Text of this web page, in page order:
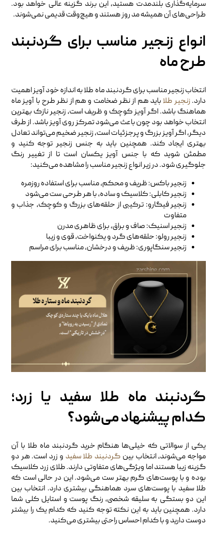
سرمایه‌گذاری بلندمدت هستید، این برند گزینه عالی خواهد بود.
طراحی‌های آن همیشه مد روز هستند و هیچ‌وقت قدیمی نمی‌شوند.
انواع زنجیر مناسب برای گردنبند
طرح ماه
انتخاب زنجیر مناسب برای گردنبند ماه طلا به اندازه خود آویز اهمیت
دارد. زنجیر طلاباید هم از نظر ضخامت و هم از نظر طرح با آویز ماه
هماهنگ باشد. اگر آویز کوچک و ظریف است، زنجیر نازک بهترین
انتخاب خواهد بود چون باعث می‌شود تمرکز روی آویز باشد. از طرف
دیگر، اگر آویز بزرگ‌ و پرجزئیات است، زنجیر ضخیم می‌تواند تعادل
بهتری ایجاد کند. همچنین باید به جنس زنجیر توجه کنید و
مطمئن شوید که با جنس آویز یکسان است تا از تغییر رنگ
جلوگیری شود. در زیر انواع زنجیر مناسب را مشاهده می‌کنید:
زنجیر باکس: ظریف و محکم، مناسب برای استفاده روزمره
زنجیر کابلی: کلاسیک و ساده، با هر طرحی ست می‌شود
زنجیر فیگارو: ترکیبی از حلقه‌های بزرگ و کوچک، جذاب و
متفاوت
زنجیر اسنیک: صاف و براق، برای ظاهری مدرن
زنجیر رولو: حلقه‌های گرد و یکنواخت، قوی و زیبا
زنجیر سنگاپوری: ظریف و درخشان، مناسب برای مراسم
گردنبند ماه طلا سفید یا زرد؛
کدام پیشنهاد می‌شود؟
یکی از سوالاتی که خیلی‌ها هنگام خرید گردنبند ماه طلا با آن
مواجه می‌شوند، انتخاب بین گردنبند طلا سفید و زرد است. هر دو
گزینه زیبا هستند اما ویژگی‌های متفاوتی دارند. طلای زرد کلاسیک
بوده و با پوست‌های گرم بهتر ست می‌شود. این در حالی است که
طلا سفید با پوست‌های سرد هماهنگی بیشتری دارد. انتخاب بین
این دو بستگی به سلیقه شخصی، رنگ پوست و استایل کلی شما
دارد. همچنین باید به این نکته توجه کنید که کدام یک را بیشتر
دوست دارید و با کدام احساس راحتی بیشتری می‌کنید.